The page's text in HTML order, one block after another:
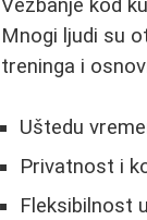
Vežbanje kod
Mnogi ljudi su
treninga i
Uštedu
Privatnost i
Fleksibilnost